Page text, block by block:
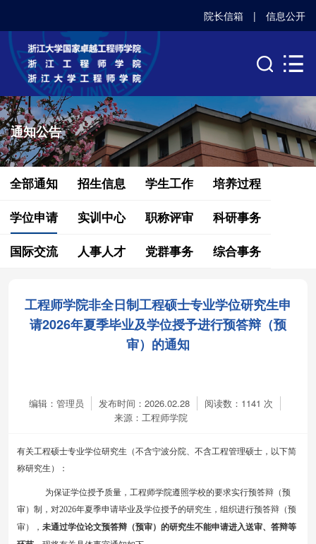
院长信箱 | 信息公开
通知公告
全部通知 招生信息 学生工作
培养过程
学位申请
实训中心 职称评审
科研事务
国际交流
人事人才 党群事务 综合事务
工程师学院非全日制工程硕士专业学位研究生申
请2026年夏季毕业及学位授予进行预答辩（预
审）的通知
编辑：管理员 发布时间：2026.02.28 阅读数： 1141 次
来源：工程师学院
有关工程硕士专业学位研究生（不含宁波分院、 不含工程管理硕士， 以下简
称研究生）：
为保证学位授予质量，工程师学院遵照学校的要求实行预答辩（预
审）制，对2026年夏季申请毕业及学位授予的研究生，组织进行预答辩（预
审）， 未通过学位论文预答辩（预审） 的研究生不能申请进入送审、答辩等